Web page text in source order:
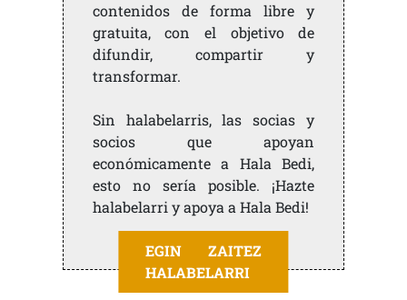
contenidos de forma libre y
gratuita, con el objetivo de
difundir, compartir y
transformar.
Sin halabelarris, las socias y
socios que apoyan
económicamente a Hala Bedi,
esto no sería posible. ¡Hazte
halabelarri y apoya a Hala Bedi!
EGIN ZAITEZ
HALABELARRI